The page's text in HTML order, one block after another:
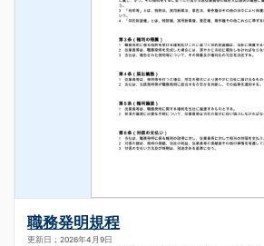
職務発明規程
更新日：2026年4月9日